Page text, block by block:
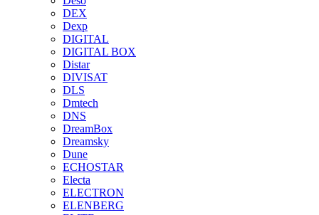
DEX
Dexp
DIGITAL
DIGITAL BOX
Distar
DIVISAT
DLS
Dmtech
DNS
DreamBox
Dreamsky
Dune
ECHOSTAR
Electa
ELECTRON
ELENBERG